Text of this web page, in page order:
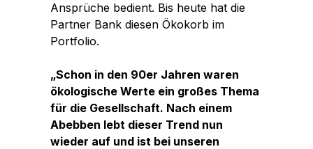
Ansprüche bedient. Bis heute hat die
Partner Bank diesen Ökokorb im
Portfolio.
„Schon in den 90er Jahren waren
ökologische Werte ein großes Thema
für die Gesellschaft. Nach einem
Abebben lebt dieser Trend nun
wieder auf und ist bei unseren